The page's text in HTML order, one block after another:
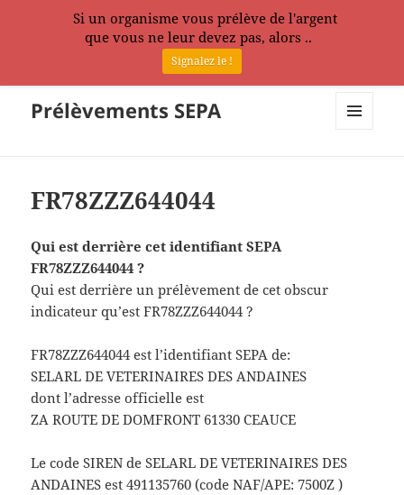
Prélèvements SEPA
FR78ZZZ644044
Qui est derrière cet identifiant SEPA
FR78ZZZ644044 ?
Qui est derrière un prélèvement de cet obscur
indicateur qu’est FR78ZZZ644044 ?
FR78ZZZ644044 est l’identifiant SEPA de:
SELARL DE VETERINAIRES DES ANDAINES
dont l’adresse officielle est
ZA ROUTE DE DOMFRONT 61330 CEAUCE
Le code SIREN de SELARL DE VETERINAIRES DES
ANDAINES est 491135760 (code NAF/APE: 7500Z )
Si un organisme vous prélève de l'argent
que vous ne leur devez pas, alors ..
Signalez le !